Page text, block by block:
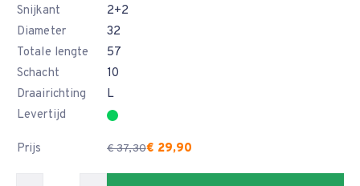
Snijkant
2+2
Diameter
32
Totale lengte
57
Schacht
10
Draairichting
L
Levertijd
Prijs € 37,30€ 29,90